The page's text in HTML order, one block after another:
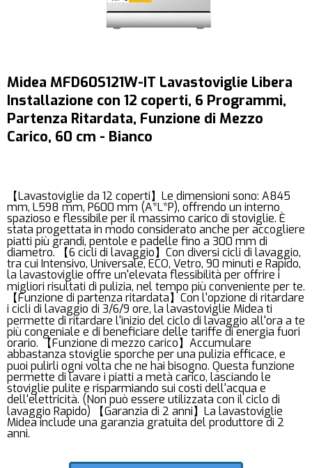
Midea MFD60S121W-IT Lavastoviglie Libera
Installazione con 12 coperti, 6 Programmi,
Partenza Ritardata, Funzione di Mezzo
Carico, 60 cm - Bianco
【Lavastoviglie da 12 coperti】Le dimensioni sono: A845
mm, L598 mm, P600 mm (A*L*P), offrendo un interno
spazioso e flessibile per il massimo carico di stoviglie. È
stata progettata in modo considerato anche per accogliere
piatti più grandi, pentole e padelle fino a 300 mm di
diametro. 【6 cicli di lavaggio】Con diversi cicli di lavaggio,
tra cui Intensivo, Universale, ECO, Vetro, 90 minuti e Rapido,
la lavastoviglie offre un'elevata flessibilità per offrire i
migliori risultati di pulizia, nel tempo più conveniente per te.
【Funzione di partenza ritardata】Con l'opzione di ritardare
i cicli di lavaggio di 3/6/9 ore, la lavastoviglie Midea ti
permette di ritardare l'inizio del ciclo di lavaggio all'ora a te
più congeniale e di beneficiare delle tariffe di energia fuori
orario. 【Funzione di mezzo carico】Accumulare
abbastanza stoviglie sporche per una pulizia efficace, e
puoi pulirli ogni volta che ne hai bisogno. Questa funzione
permette di lavare i piatti a metà carico, lasciando le
stoviglie pulite e risparmiando sui costi dell'acqua e
dell'elettricità. (Non può essere utilizzata con il ciclo di
lavaggio Rapido) 【Garanzia di 2 anni】La lavastoviglie
Midea include una garanzia gratuita del produttore di 2
anni.